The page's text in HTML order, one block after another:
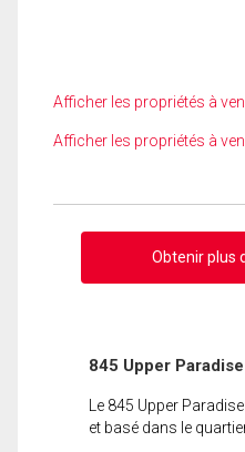
Afficher les propriétés à
Afficher les propriétés à
Obtenir plus
845 Upper
Le 845 Upper
et basé dans le